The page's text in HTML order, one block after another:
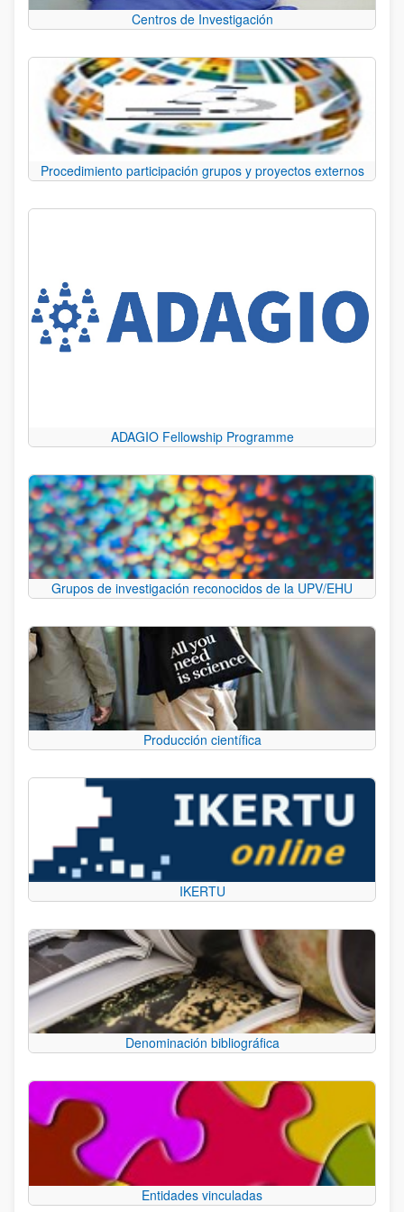
Centros de Investigación
Procedimiento participación grupos y proyectos externos
ADAGIO Fellowship Programme
Grupos de investigación reconocidos de la UPV/EHU
Producción científica
IKERTU
Denominación bibliográfica
Entidades vinculadas